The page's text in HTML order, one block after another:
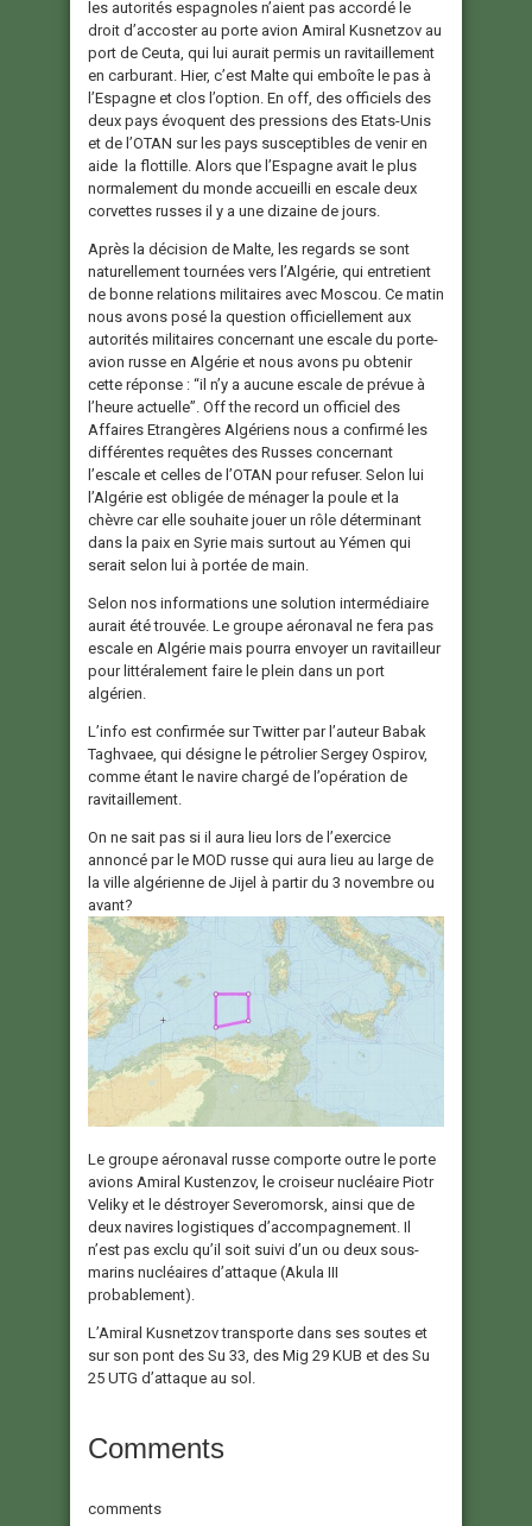
les autorités espagnoles n’aient pas accordé le
droit d’accoster au porte avion Amiral Kusnetzov au
port de Ceuta, qui lui aurait permis un ravitaillement
en carburant. Hier, c’est Malte qui emboîte le pas à
l’Espagne et clos l’option. En off, des officiels des
deux pays évoquent des pressions des Etats-Unis
et de l’OTAN sur les pays susceptibles de venir en
aide la flottille. Alors que l’Espagne avait le plus
normalement du monde accueilli en escale deux
corvettes russes il y a une dizaine de jours.
Après la décision de Malte, les regards se sont
naturellement tournées vers l’Algérie, qui entretient
de bonne relations militaires avec Moscou. Ce matin
nous avons posé la question officiellement aux
autorités militaires concernant une escale du porte-
avion russe en Algérie et nous avons pu obtenir
cette réponse : “il n’y a aucune escale de prévue à
l’heure actuelle”. Off the record un officiel des
Affaires Etrangères Algériens nous a confirmé les
différentes requêtes des Russes concernant
l’escale et celles de l’OTAN pour refuser. Selon lui
l’Algérie est obligée de ménager la poule et la
chèvre car elle souhaite jouer un rôle déterminant
dans la paix en Syrie mais surtout au Yémen qui
serait selon lui à portée de main.
Selon nos informations une solution intermédiaire
aurait été trouvée. Le groupe aéronaval ne fera pas
escale en Algérie mais pourra envoyer un ravitailleur
pour littéralement faire le plein dans un port
algérien.
L’info est confirmée sur Twitter par l’auteur Babak
Taghvaee, qui désigne le pétrolier Sergey Ospirov,
comme étant le navire chargé de l’opération de
ravitaillement.
On ne sait pas si il aura lieu lors de l’exercice
annoncé par le MOD russe qui aura lieu au large de
la ville algérienne de Jijel à partir du 3 novembre ou
avant?
Le groupe aéronaval russe comporte outre le porte
avions Amiral Kustenzov, le croiseur nucléaire Piotr
Veliky et le déstroyer Severomorsk, ainsi que de
deux navires logistiques d’accompagnement. Il
n’est pas exclu qu’il soit suivi d’un ou deux sous-
marins nucléaires d’attaque (Akula III
probablement).
L’Amiral Kusnetzov transporte dans ses soutes et
sur son pont des Su 33, des Mig 29 KUB et des Su
25 UTG d’attaque au sol.
Comments
comments